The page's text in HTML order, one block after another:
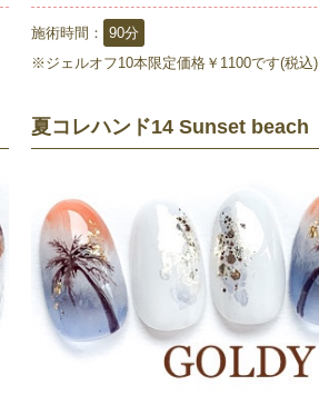
施術時間：
90分
※ジェルオフ10本限定価格￥1100です(税込)
夏コレハンド14 Sunset beach